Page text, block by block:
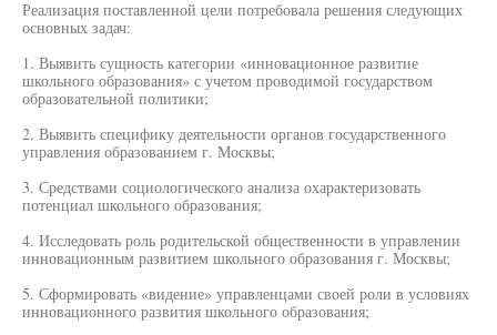
Реализация поставленной цели потребовала решения следующих
основных задач:
1. Выявить сущность категории «инновационное развитие
школьного образования» с учетом проводимой государством
образовательной политики;
2. Выявить специфику деятельности органов государственного
управления образованием г. Москвы;
3. Средствами социологического анализа охарактеризовать
потенциал школьного образования;
4. Исследовать роль родительской общественности в управлении
инновационным развитием школьного образования г. Москвы;
5. Сформировать «видение» управленцами своей роли в условиях
инновационного развития школьного образования;